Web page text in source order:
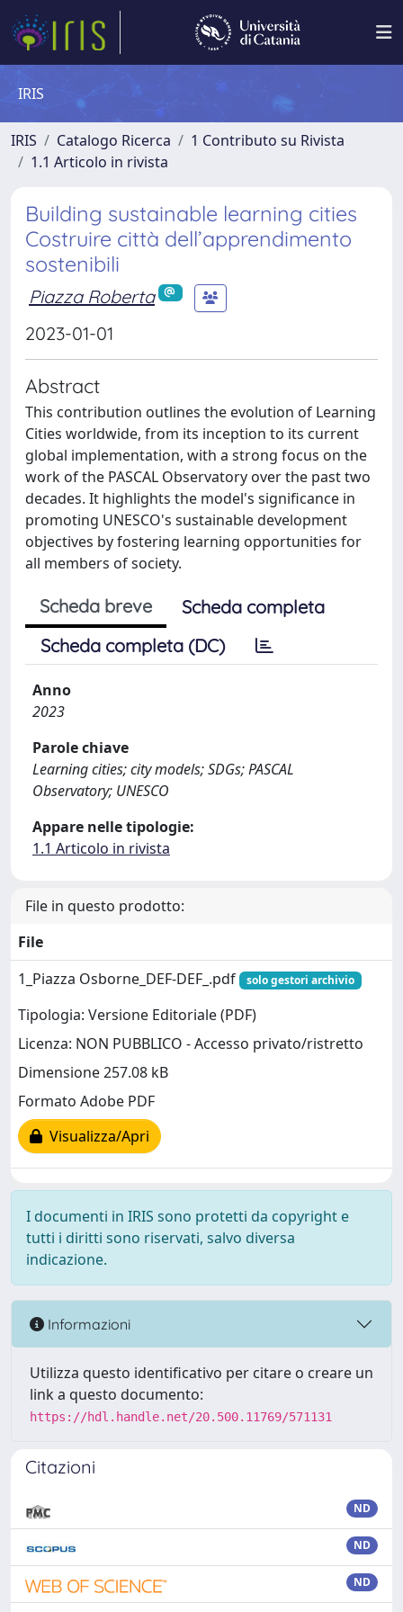
IRIS
IRIS Catalogo Ricerca
1 Contributo su Rivista
1.1 Articolo in rivista
Building sustainable learning cities
Costruire città dell’apprendimento
sostenibili
Piazza Roberta
2023-01-01
Abstract
This contribution outlines the evolution of Learning
Cities worldwide, from its inception to its current
global implementation, with a strong focus on the
work of the PASCAL Observatory over the past two
decades. It highlights the model's significance in
promoting UNESCO's sustainable development
objectives by fostering learning opportunities for
all members of society.
Scheda breve
Scheda completa
Scheda completa (DC)
Anno
2023
Parole chiave
Learning cities; city models; SDGs; PASCAL
Observatory; UNESCO
Appare nelle tipologie:
1.1 Articolo in rivista
File in questo prodotto:
File
1_Piazza Osborne_DEF-DEF_.pdf
solo gestori archivio
Tipologia: Versione Editoriale (PDF)
Licenza: NON PUBBLICO - Accesso privato/ristretto
Dimensione 257.08 kB
Formato Adobe PDF
Visualizza/Apri
I documenti in IRIS sono protetti da copyright e
tutti i diritti sono riservati, salvo diversa
indicazione.
Informazioni
Utilizza questo identificativo per citare o creare un
link a questo documento:
https://hdl.handle.net/20.500.11769/571131
Citazioni
ND
ND
ND